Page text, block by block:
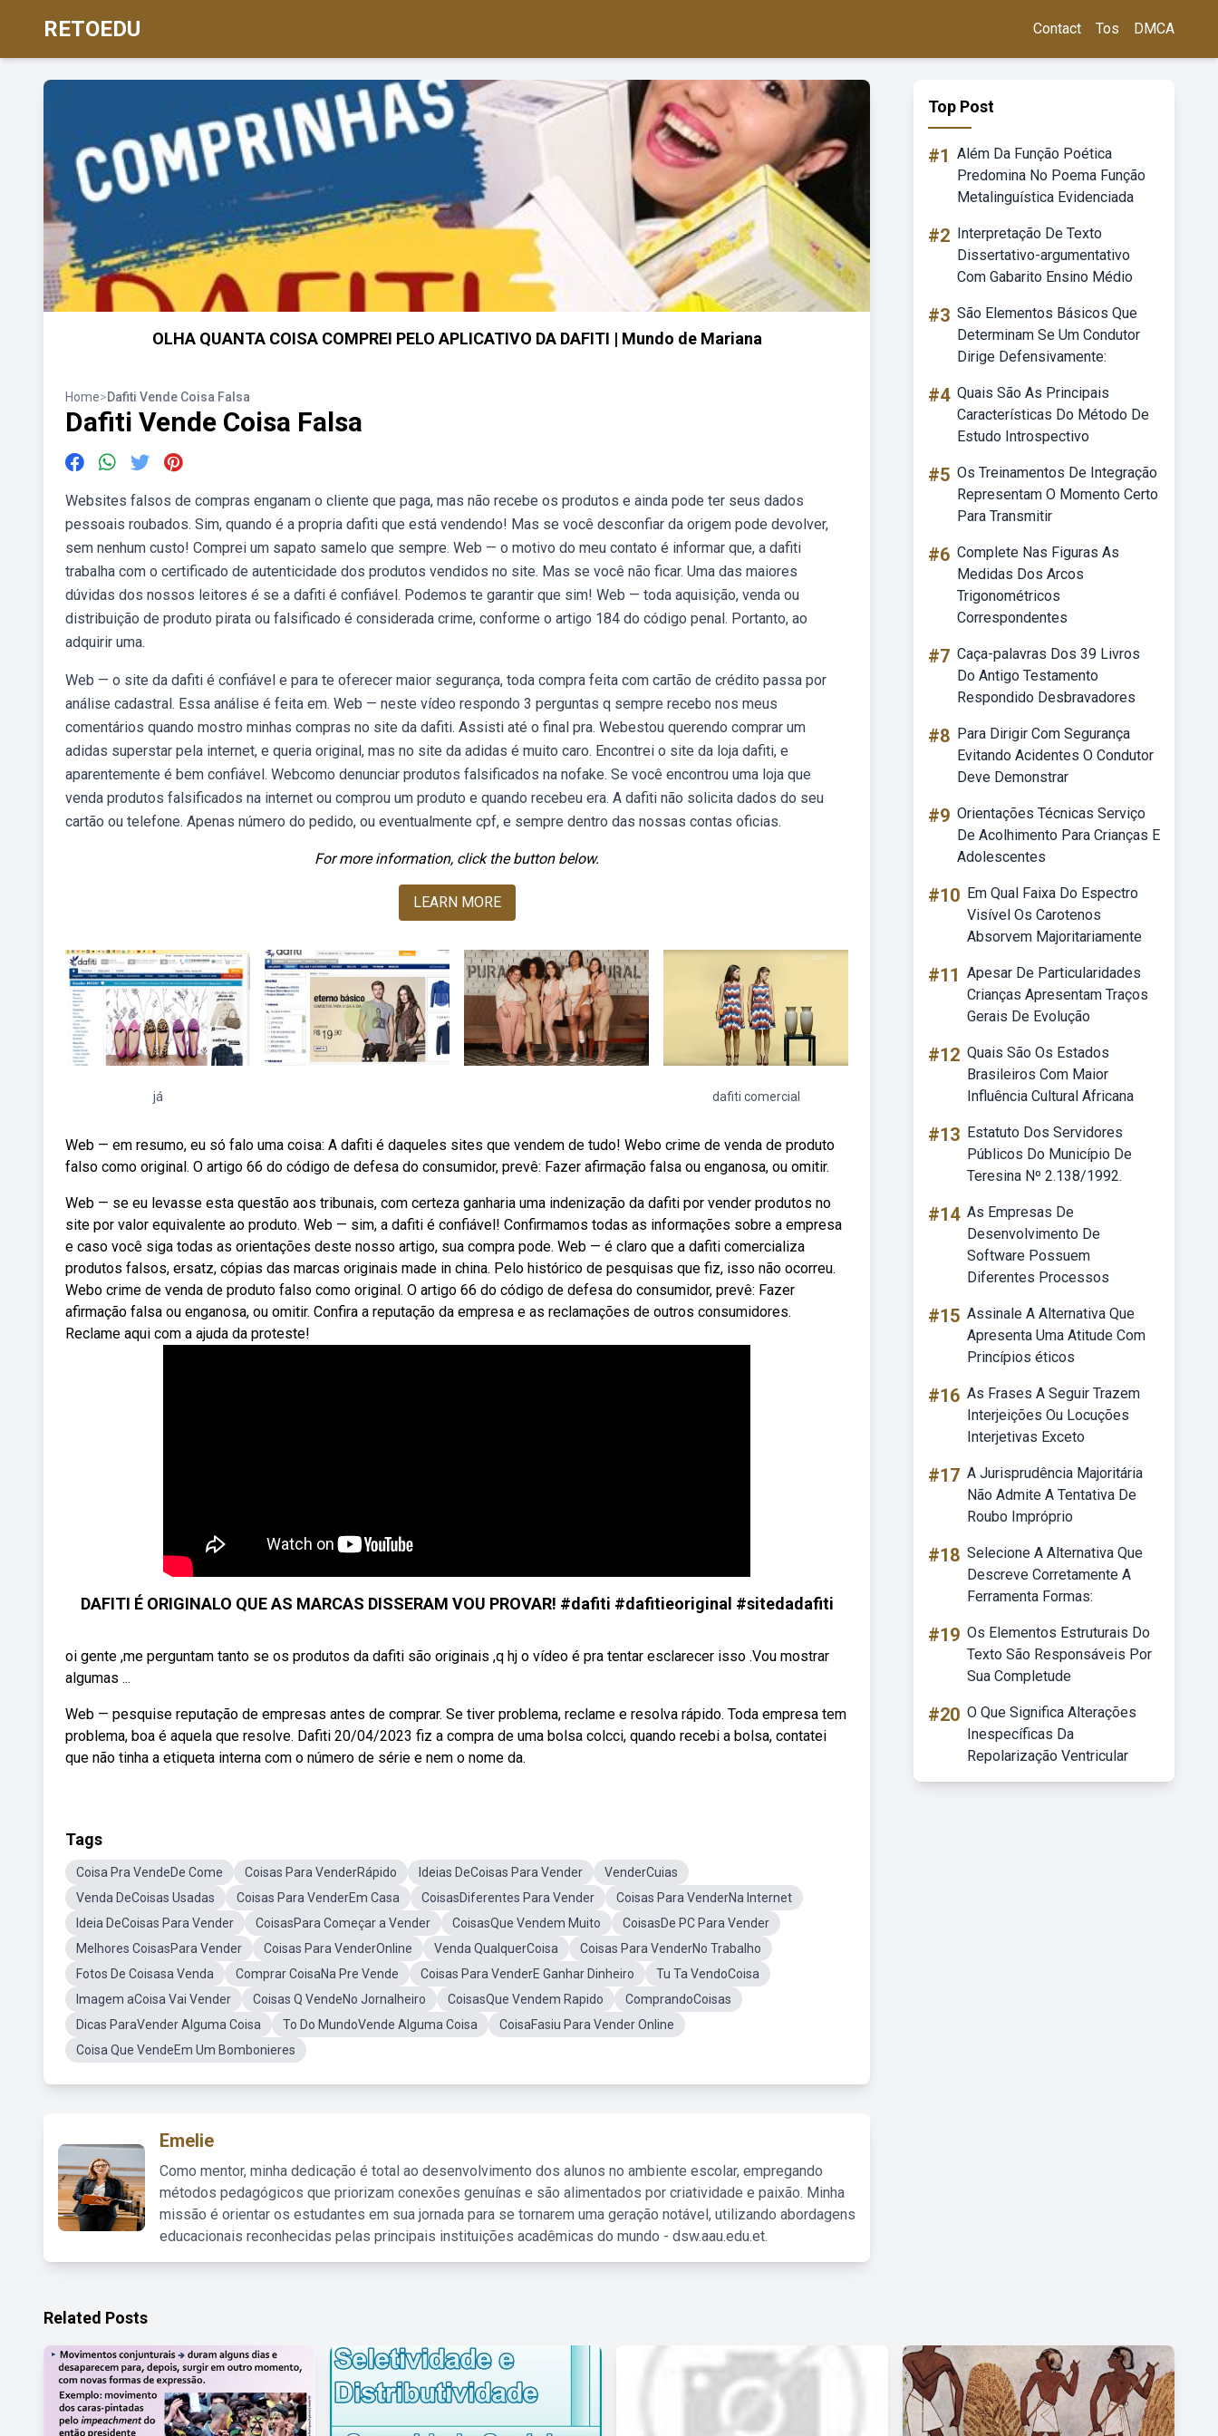
RETOEDU Contact Tos DMCA
OLHA QUANTA COISA COMPREI PELO APLICATIVO DA DAFITI | Mundo de Mariana
Home>Dafiti Vende Coisa Falsa
Dafiti Vende Coisa Falsa
Websites falsos de compras enganam o cliente que paga, mas não recebe os produtos e ainda pode ter seus dados
pessoais roubados. Sim, quando é a propria dafiti que está vendendo! Mas se você desconfiar da origem pode devolver,
sem nenhum custo! Comprei um sapato samelo que sempre. Web — o motivo do meu contato é informar que, a dafiti
trabalha com o certificado de autenticidade dos produtos vendidos no site. Mas se você não ficar. Uma das maiores
dúvidas dos nossos leitores é se a dafiti é confiável. Podemos te garantir que sim! Web — toda aquisição, venda ou
distribuição de produto pirata ou falsificado é considerada crime, conforme o artigo 184 do código penal. Portanto, ao
adquirir uma.
Web — o site da dafiti é confiável e para te oferecer maior segurança, toda compra feita com cartão de crédito passa por
análise cadastral. Essa análise é feita em. Web — neste vídeo respondo 3 perguntas q sempre recebo nos meus
comentários quando mostro minhas compras no site da dafiti. Assisti até o final pra. Webestou querendo comprar um
adidas superstar pela internet, e queria original, mas no site da adidas é muito caro. Encontrei o site da loja dafiti, e
aparentemente é bem confiável. Webcomo denunciar produtos falsificados na nofake. Se você encontrou uma loja que
venda produtos falsificados na internet ou comprou um produto e quando recebeu era. A dafiti não solicita dados do seu
cartão ou telefone. Apenas número do pedido, ou eventualmente cpf, e sempre dentro das nossas contas oficias.
For more information, click the button below.
LEARN MORE
já dafiti comercial
Web — em resumo, eu só falo uma coisa: A dafiti é daqueles sites que vendem de tudo! Webo crime de venda de produto
falso como original. O artigo 66 do código de defesa do consumidor, prevê: Fazer afirmação falsa ou enganosa, ou omitir.
Web — se eu levasse esta questão aos tribunais, com certeza ganharia uma indenização da dafiti por vender produtos no
site por valor equivalente ao produto. Web — sim, a dafiti é confiável! Confirmamos todas as informações sobre a empresa
e caso você siga todas as orientações deste nosso artigo, sua compra pode. Web — é claro que a dafiti comercializa
produtos falsos, ersatz, cópias das marcas originais made in china. Pelo histórico de pesquisas que fiz, isso não ocorreu.
Webo crime de venda de produto falso como original. O artigo 66 do código de defesa do consumidor, prevê: Fazer
afirmação falsa ou enganosa, ou omitir. Confira a reputação da empresa e as reclamações de outros consumidores.
Reclame aqui com a ajuda da proteste!
DAFITI É ORIGINALO QUE AS MARCAS DISSERAM VOU PROVAR! #dafiti #dafitieoriginal #sitedadafiti
oi gente ,me perguntam tanto se os produtos da dafiti são originais ,q hj o vídeo é pra tentar esclarecer isso .Vou mostrar
algumas ...
Web — pesquise reputação de empresas antes de comprar. Se tiver problema, reclame e resolva rápido. Toda empresa tem
problema, boa é aquela que resolve. Dafiti 20/04/2023 fiz a compra de uma bolsa colcci, quando recebi a bolsa, contatei
que não tinha a etiqueta interna com o número de série e nem o nome da.
Tags
Coisa Pra VendeDe Come Coisas Para VenderRápido Ideias DeCoisas Para Vender
VenderCuias
Venda DeCoisas Usadas
Coisas Para VenderEm Casa CoisasDiferentes Para Vender
Coisas Para VenderNa Internet
Ideia DeCoisas Para Vender
CoisasPara Começar a Vender CoisasQue Vendem Muito
CoisasDe PC Para Vender
Melhores CoisasPara Vender
Coisas Para VenderOnline Venda QualquerCoisa
Coisas Para VenderNo Trabalho
Fotos De Coisasa Venda
Comprar CoisaNa Pre Vende Coisas Para VenderE Ganhar Dinheiro
Tu Ta VendoCoisa
Imagem aCoisa Vai Vender
Coisas Q VendeNo Jornalheiro CoisasQue Vendem Rapido
ComprandoCoisas
Dicas ParaVender Alguma Coisa
To Do MundoVende Alguma Coisa
CoisaFasiu Para Vender Online
Coisa Que VendeEm Um Bombonieres
Emelie
Como mentor, minha dedicação é total ao desenvolvimento dos alunos no ambiente escolar, empregando
métodos pedagógicos que priorizam conexões genuínas e são alimentados por criatividade e paixão. Minha
missão é orientar os estudantes em sua jornada para se tornarem uma geração notável, utilizando abordagens
educacionais reconhecidas pelas principais instituições acadêmicas do mundo - dsw.aau.edu.et.
Top Post
#1 Além Da Função Poética
Predomina No Poema Função
Metalinguística Evidenciada
#2 Interpretação De Texto
Dissertativo-argumentativo
Com Gabarito Ensino Médio
#3 São Elementos Básicos Que
Determinam Se Um Condutor
Dirige Defensivamente:
#4 Quais São As Principais
Características Do Método De
Estudo Introspectivo
#5 Os Treinamentos De Integração
Representam O Momento Certo
Para Transmitir
#6 Complete Nas Figuras As
Medidas Dos Arcos
Trigonométricos
Correspondentes
#7 Caça-palavras Dos 39 Livros
Do Antigo Testamento
Respondido Desbravadores
#8 Para Dirigir Com Segurança
Evitando Acidentes O Condutor
Deve Demonstrar
#9 Orientações Técnicas Serviço
De Acolhimento Para Crianças E
Adolescentes
#10 Em Qual Faixa Do Espectro
Visível Os Carotenos
Absorvem Majoritariamente
#11 Apesar De Particularidades
Crianças Apresentam Traços
Gerais De Evolução
#12 Quais São Os Estados
Brasileiros Com Maior
Influência Cultural Africana
#13 Estatuto Dos Servidores
Públicos Do Município De
Teresina Nº 2.138/1992.
#14 As Empresas De
Desenvolvimento De
Software Possuem
Diferentes Processos
#15 Assinale A Alternativa Que
Apresenta Uma Atitude Com
Princípios éticos
#16 As Frases A Seguir Trazem
Interjeições Ou Locuções
Interjetivas Exceto
#17 A Jurisprudência Majoritária
Não Admite A Tentativa De
Roubo Impróprio
#18 Selecione A Alternativa Que
Descreve Corretamente A
Ferramenta Formas:
#19 Os Elementos Estruturais Do
Texto São Responsáveis Por
Sua Completude
#20 O Que Significa Alterações
Inespecíficas Da
Repolarização Ventricular
Related Posts